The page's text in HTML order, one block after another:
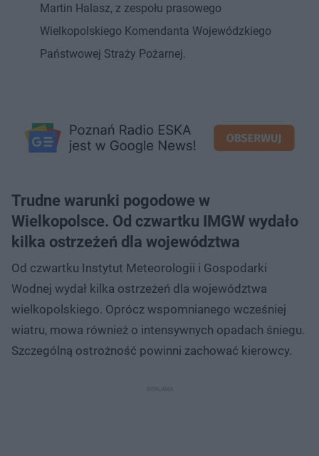
Martin Halasz, z zespołu prasowego
Wielkopolskiego Komendanta Wojewódzkiego
Państwowej Straży Pożarnej.
Trudne warunki pogodowe w
Wielkopolsce. Od czwartku IMGW wydało
kilka ostrzeżeń dla województwa
Od czwartku Instytut Meteorologii i Gospodarki
Wodnej wydał kilka ostrzeżeń dla województwa
wielkopolskiego. Oprócz wspomnianego wcześniej
wiatru, mowa również o intensywnych opadach śniegu.
Szczególną ostrożność powinni zachować kierowcy.